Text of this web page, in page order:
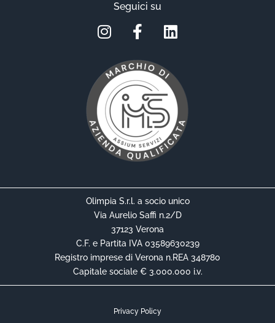
Seguici su
Olimpia S.r.l. a socio unico
Via Aurelio Saffi n.2/D
37123 Verona
C.F. e Partita IVA 03589630239
Registro imprese di Verona n.REA 348780
Capitale sociale € 3.000.000 i.v.
Privacy Policy